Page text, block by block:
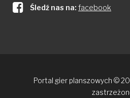
Śledź nas na: facebook
Portal gier planszowych ©